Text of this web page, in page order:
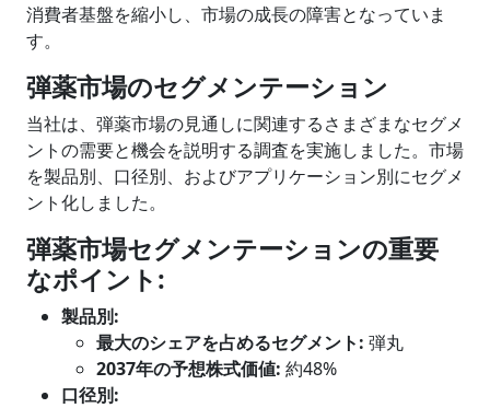
消費者基盤を縮小し、市場の成長の障害となっていま
す。
弾薬市場のセグメンテーション
当社は、弾薬市場の見通しに関連するさまざまなセグメ
ントの需要と機会を説明する調査を実施しました。市場
を製品別、口径別、およびアプリケーション別にセグメ
ント化しました。
弾薬市場セグメンテーションの重要
なポイント:
製品別:
最大のシェアを占めるセグメント: 弾丸
2037年の予想株式価値: 約48%
口径別: